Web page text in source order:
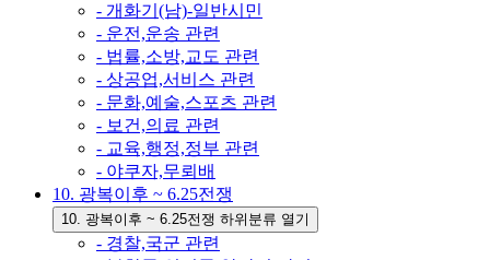
- 개화기(남)-일반시민
- 운전,운송 관련
- 법률,소방,교도 관련
- 상공업,서비스 관련
- 문화,예술,스포츠 관련
- 보건,의료 관련
- 교육,행정,정부 관련
- 야쿠자,무뢰배
10. 광복이후 ~ 6.25전쟁
10. 광복이후 ~ 6.25전쟁 하위분류 열기
- 경찰,국군 관련